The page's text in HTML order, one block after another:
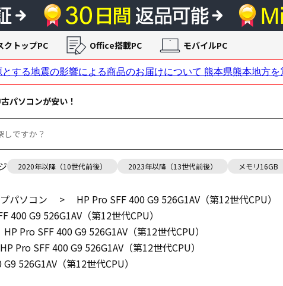
パソコンが安い！
2020年以降（10世代前後） 2023年以降（13世代前後） メモリ16GB
クトップPC Office搭載PC モバイルPC
パソコン >
HP Pro SFF 400 G9 526G1AV（第12世代CPU）
400 G9 526G1AV（第12世代CPU）
HP Pro SFF 400 G9 526G1AV（第12世代CPU）
HP Pro SFF 400 G9 526G1AV（第12世代CPU）
526G1AV（第12世代CPU）